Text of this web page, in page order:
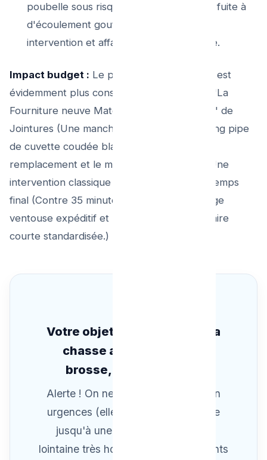
poubelle sous risque quasi inévitable de fuite à
d'écoulement gouttant malodorant post
intervention et affaissement microbienne.
Impact budget : Le prix Plombier Urgence est
évidemment plus conséquent : Car il inclus "La
Fourniture neuve Matériel par le technicien" de
Jointures (Une manchette , d'anneaux O-Ring pipe
de cuvette coudée blanche ou noirs de
remplacement et le mastic professionnel). Une
intervention classique compte entre 2H le temps
final (Contre 35 minute pour un petit passage
ventouse expéditif et une facturation d'horaire
courte standardisée.)
Votre objet fétiche a chuté la
chasse au tirage (bijou,
brosse, déodorisant) ?
Alerte ! On ne TIRE aucune eaux en
urgences (elle emporterai l’obstacle
jusqu'à une canalisation enfouie
lointaine très honéreuse)! Nos artisants